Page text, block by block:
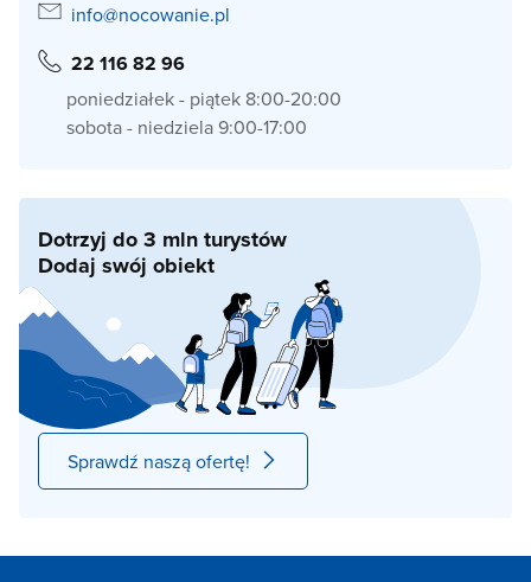
info@nocowanie.pl
22 116 82 96
poniedziałek - piątek 8:00-20:00
sobota - niedziela 9:00-17:00
Dotrzyj do 3 mln turystów
Dodaj swój obiekt
Sprawdź naszą ofertę!